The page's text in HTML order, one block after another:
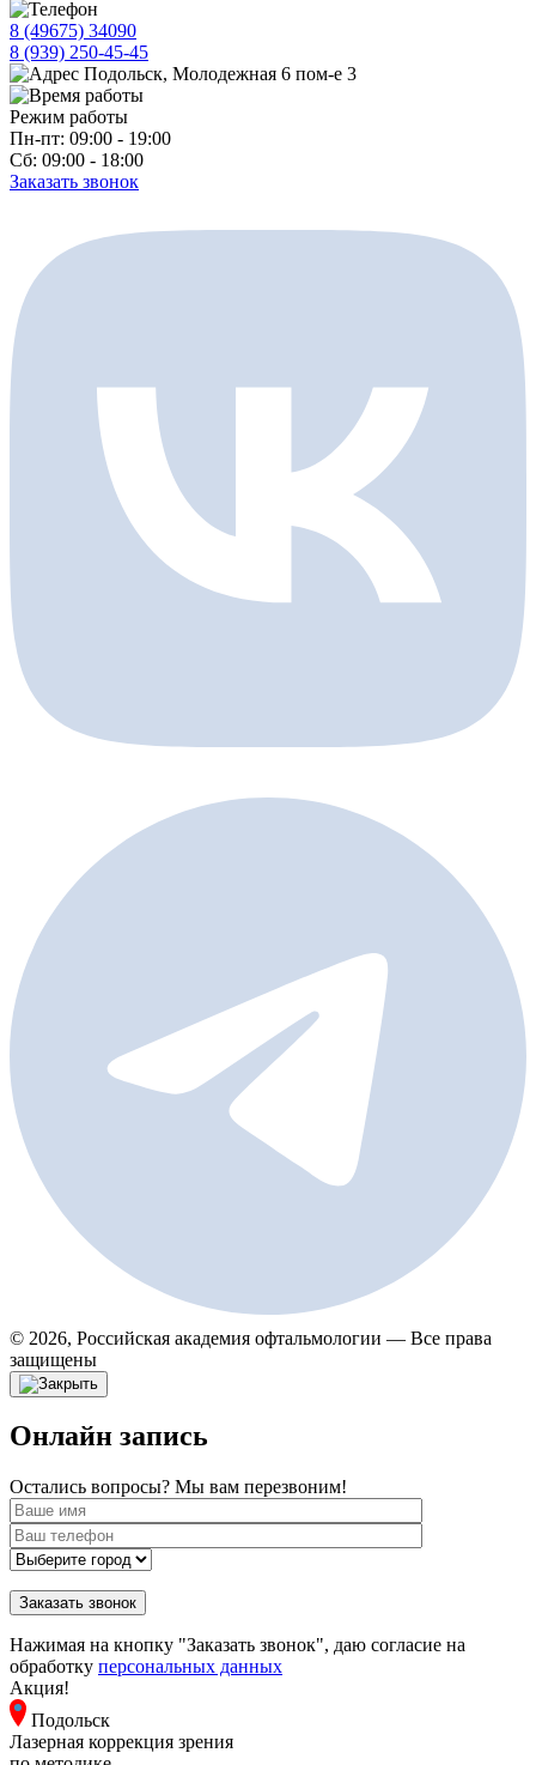
8 (49675) 34090
8 (939) 250-45-45
Подольск, Молодежная 6 пом-е 3
Режим работы
Пн-пт: 09:00 - 19:00
Сб: 09:00 - 18:00
Заказать звонок
© 2026, Российская академия офтальмологии — Все права
защищены
Онлайн запись
Остались вопросы? Мы вам перезвоним!
Нажимая на кнопку "Заказать звонок", даю согласие на
обработку персональных данных
Акция!
Подольск
Лазерная коррекция зрения